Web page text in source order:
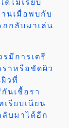
นเมื่อพบกับ
กลับมาเล่น
มีการเตรี
าหรือขัดผิว
วที่
นเชื้อรา
รียบเนียน
บมาได้อีก